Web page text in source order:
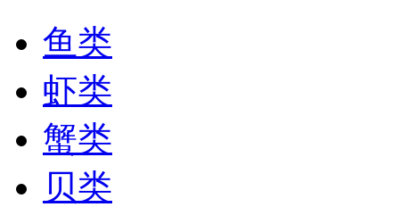
鱼类
虾类
蟹类
贝类